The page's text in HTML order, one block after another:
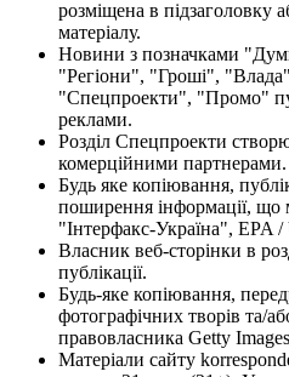
розміщена в підзаголовку
матеріалу.
Новини з позначками
"Регіони", "Гроші",
"Спецпроекти", "Промо"
реклами.
Розділ Спецпроекти
комерційними партнерами.
Будь яке копіювання,
поширення інформації, що
"Інтерфакс-Україна", EPA /
Власник веб-сторінки в
публікації.
Будь-яке копіювання,
фотографічних творів та/
правовласника Getty
Матеріали сайту